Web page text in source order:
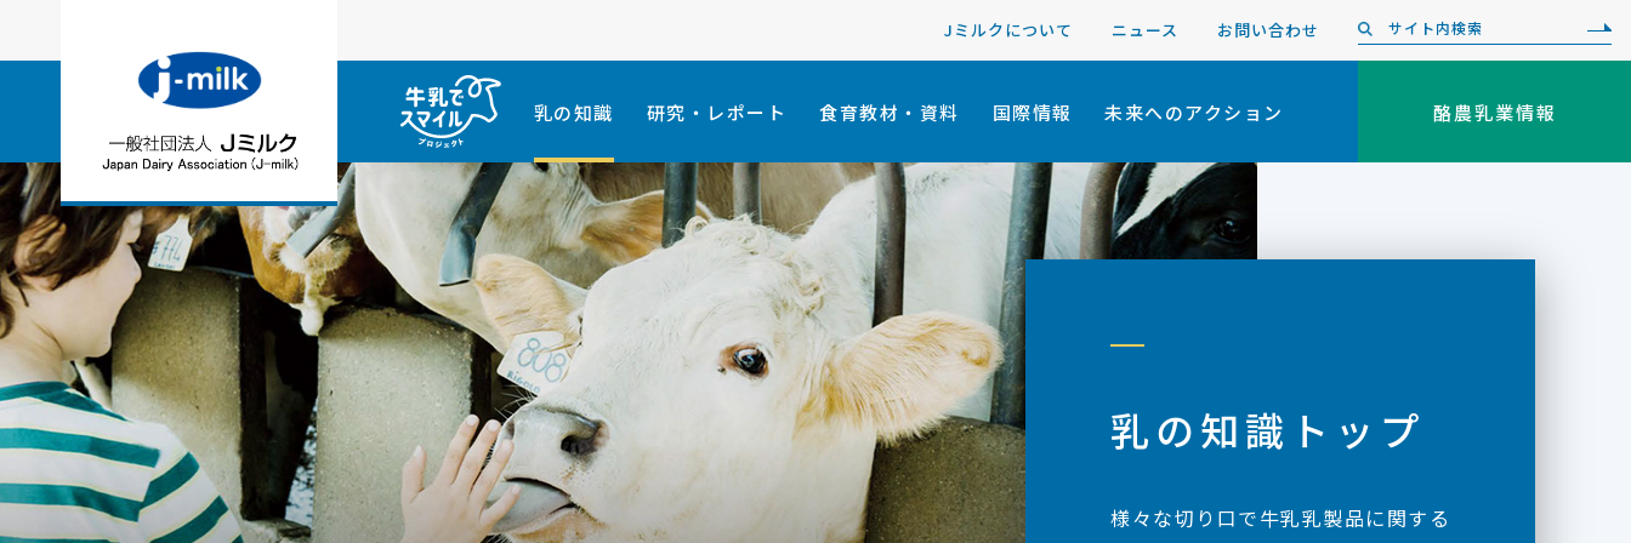
Jミルクについて ニュース お問い合わせ
乳の知識 研究・レポート 食育教材・資料 国際情報 未来へのアクション 酪農乳業情報
乳の知識トップ
様々な切り口で牛乳乳製品に関する